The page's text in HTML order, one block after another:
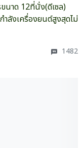
ขนาด 12ที่นั่ง(ดีเซล)
ำลังเครื่องยนต์สูงสุดไม่
1482